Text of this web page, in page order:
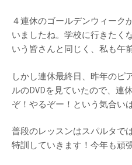
４連休のゴールデンウィーク
いましたね。学校に行きたく
いう皆さんと同じく、私も午
しかし連休最終日、昨年のピ
ルのDVDを見ていたので、連
ぞ！やるぞー！という気合い
普段のレッスンはスパルタで
特訓していきます！今年も頑